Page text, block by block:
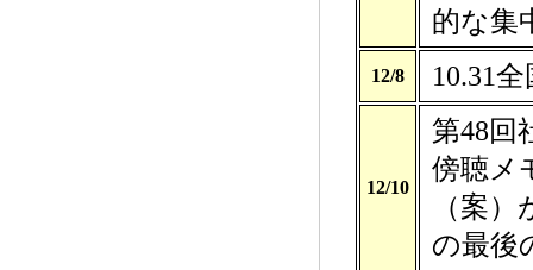
的な集
12/8 10.31
12/10
第48回
傍聴メ
（案
の最後